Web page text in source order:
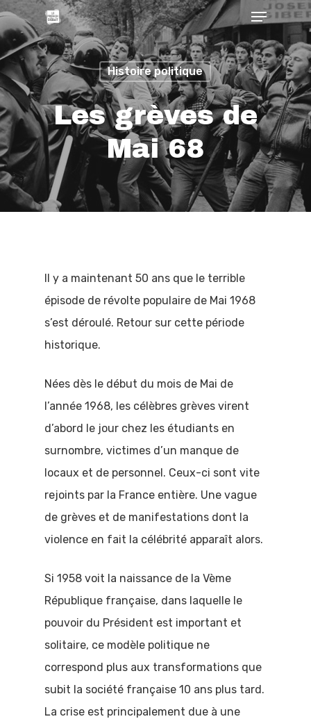
Histoire politique
Les grèves de
Mai 68
Il y a maintenant 50 ans que le terrible
épisode de révolte populaire de Mai 1968
s’est déroulé. Retour sur cette période
historique.
Nées dès le début du mois de Mai de
l’année 1968, les célèbres grèves virent
d’abord le jour chez les étudiants en
surnombre, victimes d’un manque de
locaux et de personnel. Ceux-ci sont vite
rejoints par la France entière. Une vague
de grèves et de manifestations dont la
violence en fait la célébrité apparaît alors.
Si 1958 voit la naissance de la Vème
République française, dans laquelle le
pouvoir du Président est important et
solitaire, ce modèle politique ne
correspond plus aux transformations que
subit la société française 10 ans plus tard.
La crise est principalement due à une